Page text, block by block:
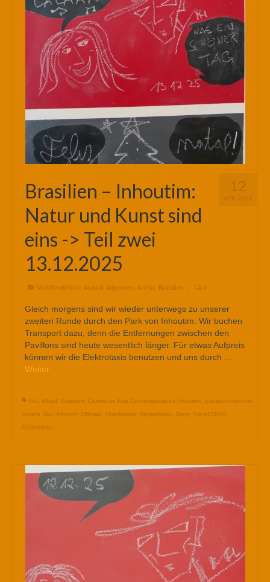
12
APR. 2026
Brasilien – Inhoutim:
Natur und Kunst sind
eins -> Teil zwei
13.12.2025
Veröffentlicht in: Aktuell Allgemein Archiv Brasilien | 0
Gleich morgens sind wir wieder unterwegs zu unserer
zweiten Runde durch den Park von Inhoutim. Wir buchen
Transport dazu, denn die Entfernungen zwischen den
Pavillons sind heute wesentlich länger. Für etwas Aufpreis
können wir die Elektrotaxis benutzen und uns durch …
Weiter
4x4 Allrad Brasilien Centro de Arte Contemporaneo Inhoutim Expeditionsmobil
Honda Dax
Inhotim Offroad Overlander, Rappelkiste Steyr, Steyr12M18
Südamerika